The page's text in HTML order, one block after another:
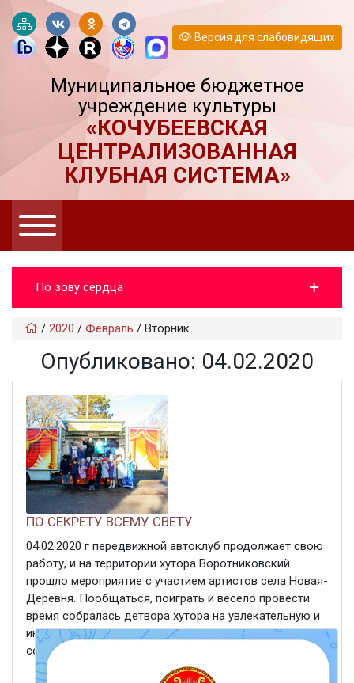
Версия для слабовидящих
Муниципальное бюджетное
учреждение культуры
«КОЧУБЕЕВСКАЯ
ЦЕНТРАЛИЗОВАННАЯ
КЛУБНАЯ СИСТЕМА»
По зову сердца
/ 2020 / Февраль / Вторник
Опубликовано: 04.02.2020
ПО СЕКРЕТУ ВСЕМУ СВЕТУ
04.02.2020 г передвижной автоклуб продолжает свою
работу, и на территории хутора Воротниковский
прошло мероприятие с участием артистов села Новая-
Деревня. Пообщаться, поиграть и весело провести
время собралась детвора хутора на увлекательную и
интересную конкурсную игровую программу «По
секрету ...